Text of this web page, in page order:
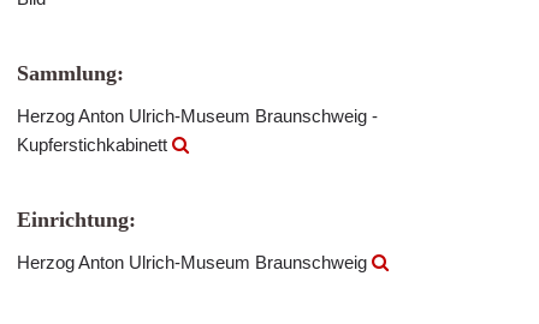
Sammlung:
Herzog Anton Ulrich-Museum Braunschweig -
Kupferstichkabinett
Einrichtung:
Herzog Anton Ulrich-Museum Braunschweig